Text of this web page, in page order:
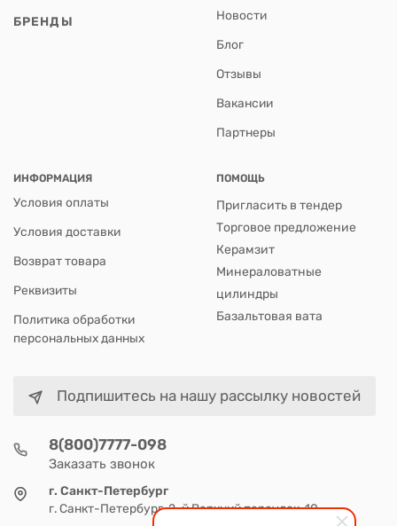
БРЕНДЫ Новости
Блог
Отзывы
Вакансии
Партнеры
ИНФОРМАЦИЯ
Условия оплаты
Условия доставки
Возврат товара
Реквизиты
Политика обработки
персональных данных
ПОМОЩЬ
Пригласить в тендер
Торговое предложение
Керамзит
Минераловатные
цилиндры
Базальтовая вата
Подпишитесь на нашу рассылку новостей
8(800)7777-098
Заказать звонок
г. Санкт-Петербург
г. Санкт-Петербург, 2-й Верхний переулок, 10